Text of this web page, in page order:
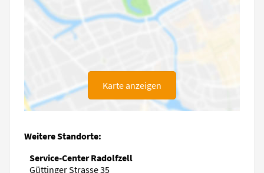
Karte anzeigen
Weitere Standorte:
Service-Center Radolfzell
Güttinger Strasse 35